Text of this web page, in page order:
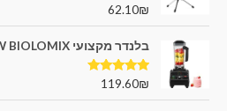
דורג 5.00
62.10₪
בלנדר מקצועי 2200W BIOLOMIX
דורג5.00
119.60₪